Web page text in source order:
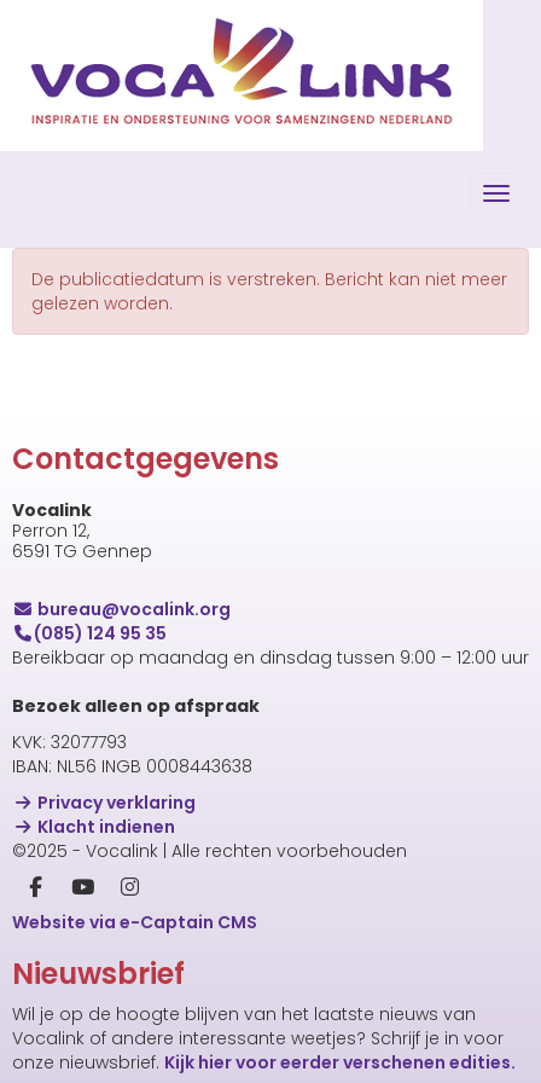
De publicatiedatum is verstreken. Bericht kan niet meer
gelezen worden.
Contactgegevens
Vocalink
Perron 12,
6591 TG Gennep
uaerub@vocalink.org
(085) 124 95 35
Bereikbaar op maandag en dinsdag tussen 9:00 – 12:00 uur
Bezoek alleen op afspraak
KVK: 32077793
IBAN: NL56 INGB 0008443638
Privacy verklaring
Klacht indienen
©2025 - Vocalink | Alle rechten voorbehouden
Website via e-Captain CMS
Nieuwsbrief
Wil je op de hoogte blijven van het laatste nieuws van
Vocalink of andere interessante weetjes? Schrijf je in voor
onze nieuwsbrief. Kijk hier voor eerder verschenen edities.